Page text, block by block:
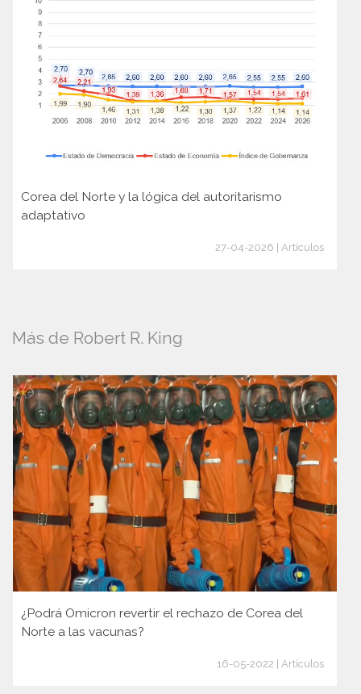
Corea del Norte y la lógica del autoritarismo
adaptativo
27-04-2026 | Artículos
Más de Robert R. King
¿Podrá Omicron revertir el rechazo de Corea del
Norte a las vacunas?
16-05-2022 | Artículos